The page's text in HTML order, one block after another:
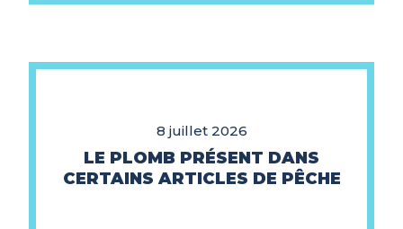
8 juillet 2026
LE PLOMB PRÉSENT DANS
CERTAINS ARTICLES DE PÊCHE